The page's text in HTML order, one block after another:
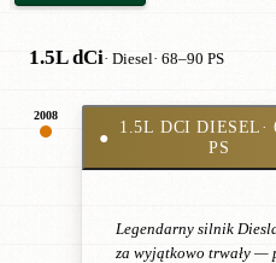
1.5L dCi· Diesel· 68–90 PS
2008
●
1.5L DCI DIESEL·
PS
Legendarny silnik
za wyjątkowo trwały —